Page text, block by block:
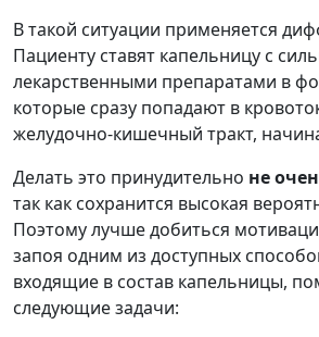
В такой ситуации применяется
Пациенту ставят капельницу с
лекарственными препаратами в
которые сразу попадают в
желудочно-кишечный тракт,
Делать это принудительно не
так как сохранится высокая
Поэтому лучше добиться
запоя одним из доступных
входящие в состав капельницы,
следующие задачи: